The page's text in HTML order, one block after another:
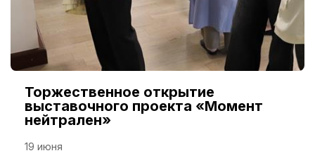
Торжественное открытие
выставочного проекта «Момент
нейтрален»
19 июня